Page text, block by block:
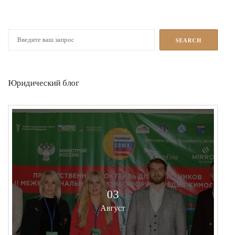
Юридический блог
03
Август